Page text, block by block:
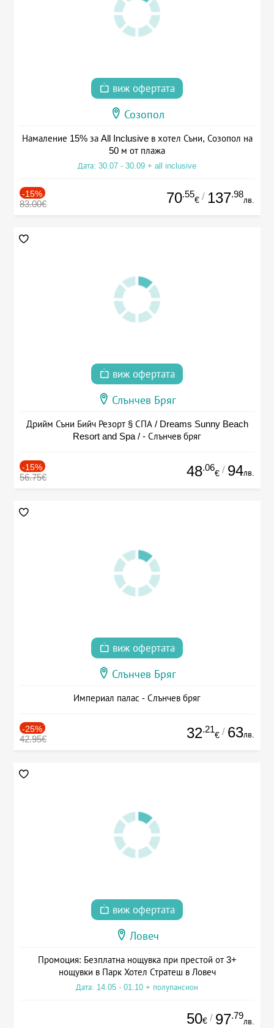
виж офертата
Созопол
Намаление 15% за All Inclusive в хотел Съни, Созопол на
50 м от плажа
Дата: 30.07 - 30.09 + all inclusive
-15%
83.00€ 70.55
€ / 137.98
лв.
виж офертата
Слънчев Бряг
Дрийм Съни Бийч Резорт § СПА / Dreams Sunny Beach
Resort and Spa / - Слънчев бряг
-15%
56.75€ 48.06
€ / 94лв.
виж офертата
Слънчев Бряг
Империал палас - Слънчев бряг
-25%
42.95€ 32.21
€ / 63лв.
виж офертата
Ловеч
Промоция: Безплатна нощувка при престой от 3+
нощувки в Парк Хотел Стратеш в Ловеч
Дата: 14.05 - 01.10 + полупансион
50€ / 97.79
лв.